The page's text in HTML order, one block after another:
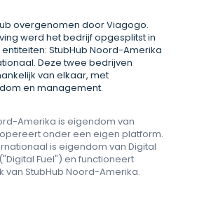
overgenomen door Viagogo.
werd het bedrijf opgesplitst in
StubHub Noord-Amerika
Deze twee bedrijven
van elkaar, met
en management.
Amerika is eigendom van
onder een eigen platform.
is eigendom van Digital
Fuel") en functioneert
van StubHub Noord-Amerika.